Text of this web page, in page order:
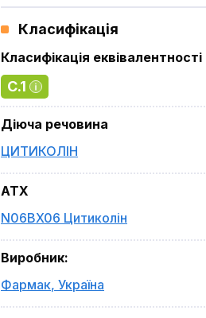
Класифікація
Класифікація еквівалентності
C.1
Діюча речовина
ЦИТИКОЛІН
ATX
N06BX06 Цитиколін
Виробник:
Фармак, Україна